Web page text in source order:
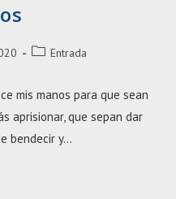
Categoría
entrada:
Entrada
mis manos para que sean
aprisionar, que sepan dar
bendecir y…